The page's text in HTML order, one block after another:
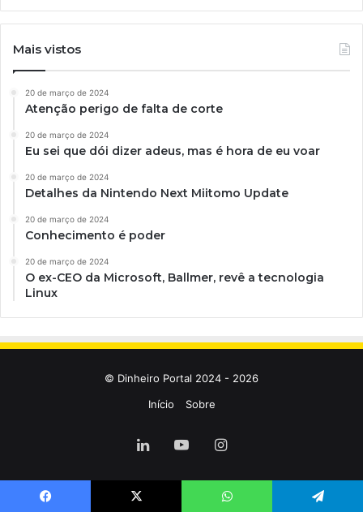
Mais vistos
20 de março de 2024
Atenção perigo de falta de corte
20 de março de 2024
Eu sei que dói dizer adeus, mas é hora de eu voar
20 de março de 2024
Detalhes da Nintendo Next Miitomo Update
20 de março de 2024
Conhecimento é poder
20 de março de 2024
O ex-CEO da Microsoft, Ballmer, revê a tecnologia
Linux
© Dinheiro Portal 2024 - 2026
Início
Sobre
LinkedinYouTubeInstagram